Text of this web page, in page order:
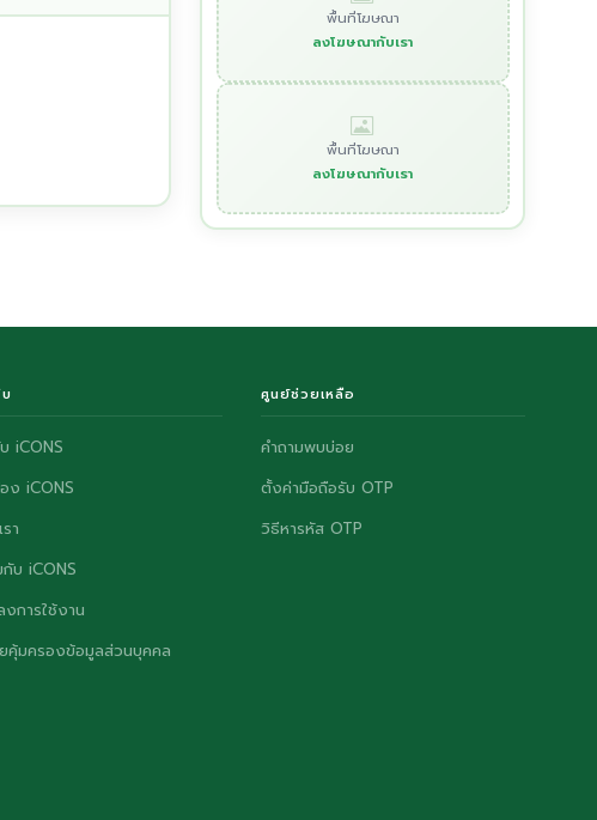
พื้นที่โฆษณา
ลงโฆษณากับเรา
พื้นที่โฆษณา
ลงโฆษณากับเรา
iCONS
ง iCONS
า
บ iCONS
การใช้งาน
คุ้มครองข้อมูลส่วนบุคคล
ศูนย์ช่วยเหลือ
คำถามพบบ่อย
ตั้งค่ามือถือรับ OTP
วิธีหารหัส OTP